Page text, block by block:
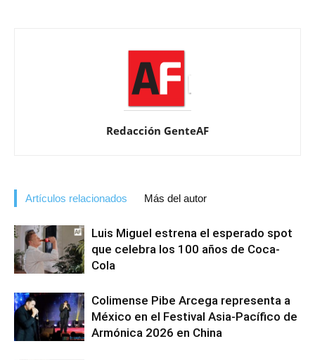
Redacción GenteAF
Artículos relacionados Más del autor
Luis Miguel estrena el esperado spot
que celebra los 100 años de Coca-
Cola
Colimense Pibe Arcega representa a
México en el Festival Asia-Pacífico de
Armónica 2026 en China